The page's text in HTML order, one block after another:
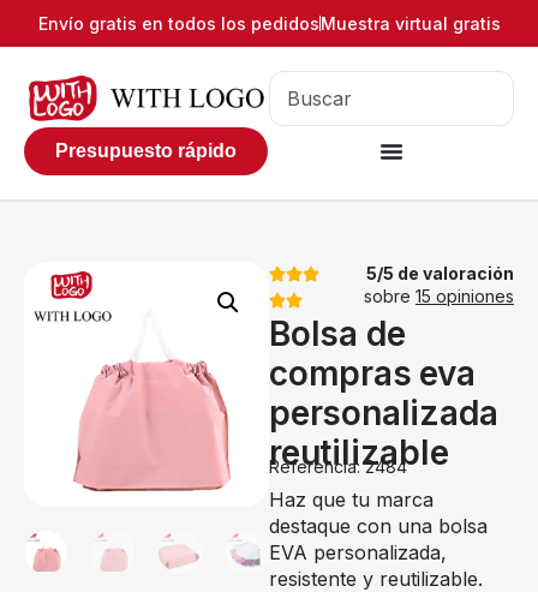
Envío gratis en todos los pedidosMuestra virtual gratis
Presupuesto rápido
5/5 de valoración
sobre 15 opiniones
Bolsa de
compras eva
personalizada
reutilizable
Referencia: 2484
Haz que tu marca
destaque con una bolsa
EVA personalizada,
resistente y reutilizable.